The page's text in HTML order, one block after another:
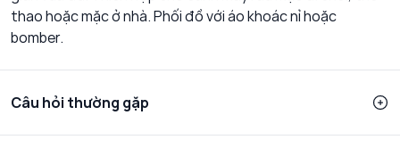
thao hoặc mặc ở nhà. Phối đồ với áo khoác nỉ hoặc
bomber.
Câu hỏi thường gặp